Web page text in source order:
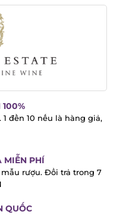
100%
1 đền 10 nếu là hàng giả,
MIỄN PHÍ
rượu. Đổi trả trong 7
QUỐC